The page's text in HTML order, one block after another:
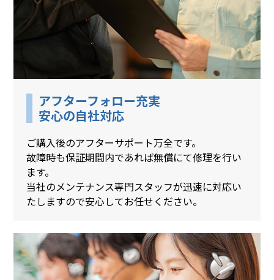
アフターフォロー充実
安心の自社対応
ご購入後のアフターサポート万全です。
故障時も保証期間内であれば無償にて修理を行い
ます。
当社のメンテナンス専門スタッフが迅速に対応い
たしますので安心してお任せください。